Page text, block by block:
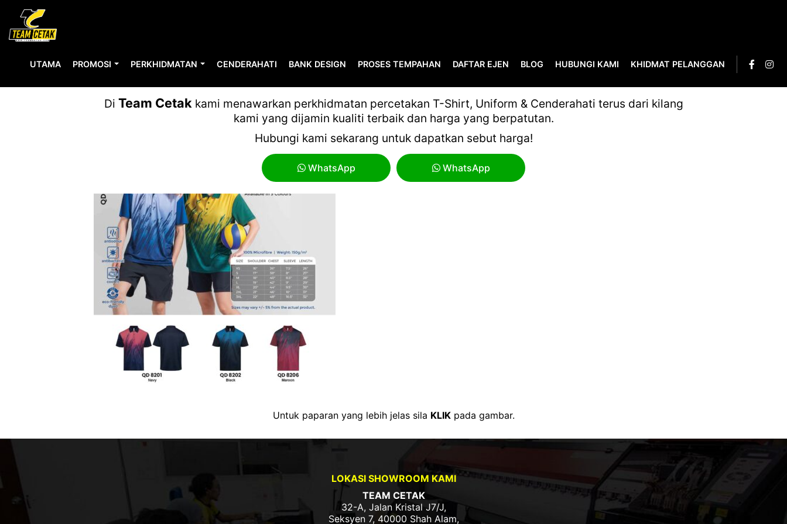
UTAMA PROMOSI PERKHIDMATAN CENDERAHATI BANK DESIGN PROSES TEMPAHAN DAFTAR EJEN BLOG HUBUNGI KAMI KHIDMAT PELANGGAN
Di Team Cetakkami menawarkan perkhidmatan percetakan T-Shirt, Uniform & Cenderahati terus dari kilang
kami yang dijamin kualiti terbaik dan harga yang berpatutan.
Hubungi kami sekarang untuk dapatkan sebut harga!
WhatsApp WhatsApp
Untuk paparan yang lebih jelas sila KLIKpada gambar.
LOKASI SHOWROOM KAMI
TEAM CETAK
32-A, Jalan Kristal J7/J,
Seksyen 7, 40000 Shah Alam,